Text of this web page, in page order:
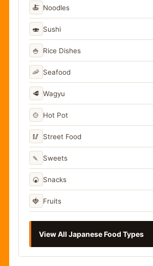
🍝 Noodles
🍣 Sushi
🍚 Rice Dishes
🦐 Seafood
🥩 Wagyu
🍲 Hot Pot
🥢 Street Food
🍡 Sweets
🍘 Snacks
🍓 Fruits
View All Japanese Food Types